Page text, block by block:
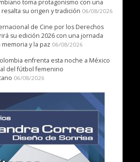
toma protagonismo con una
su origen y tradición 06/08/2026
de Cine por los Derechos
su edición 2026 con una jornada
memoria y la paz 06/08/2026
enfrenta esta noche a México
del fútbol femenino
06/08/2026